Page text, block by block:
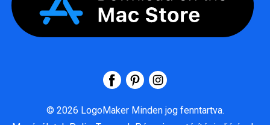
© 2026 LogoMaker Minden jog fenntartva.